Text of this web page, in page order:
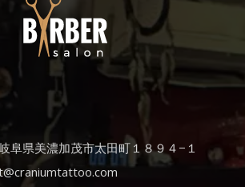
阜県美濃加茂市太田町１８９４−１